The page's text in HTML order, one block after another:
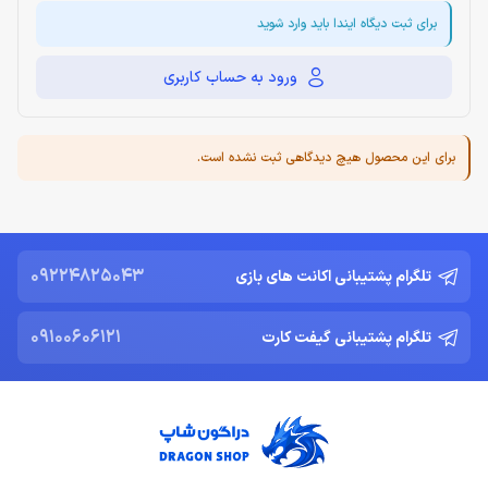
برای ثبت دیگاه ایندا باید وارد شوید
ورود به حساب کاربری
برای این محصول هیچ دیدگاهی ثبت نشده است.
تلگرام پشتیبانی اکانت های بازی 09224825043
تلگرام پشتیبانی گیفت کارت 09100606121